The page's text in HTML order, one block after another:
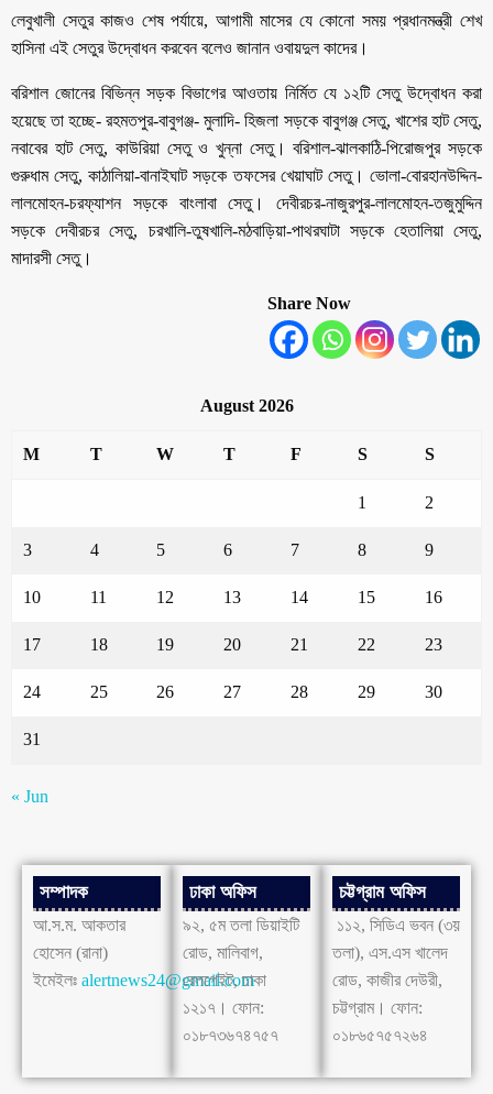
লেবুখালী সেতুর কাজও শেষ পর্যায়ে, আগামী মাসের যে কোনো সময় প্রধানমন্ত্রী শেখ
হাসিনা এই সেতুর উদ্বোধন করবেন বলেও জানান ওবায়দুল কাদের।
বরিশাল জোনের বিভিন্ন সড়ক বিভাগের আওতায় নির্মিত যে ১২টি সেতু উদ্বোধন করা
হয়েছে তা হচ্ছে- রহমতপুর-বাবুগঞ্জ- মুলাদি- হিজলা সড়কে বাবুগঞ্জ সেতু, খাশের হাট সেতু,
নবাবের হাট সেতু, কাউরিয়া সেতু ও খুন্না সেতু। বরিশাল-ঝালকাঠি-পিরোজপুর সড়কে
গুরুধাম সেতু, কাঠালিয়া-বানাইঘাট সড়কে তফসের খেয়াঘাট সেতু। ভোলা-বোরহানউদ্দিন-
লালমোহন-চরফ্যাশন সড়কে বাংলাবা সেতু। দেবীরচর-নাজুরপুর-লালমোহন-তজুমুদ্দিন
সড়কে দেবীরচর সেতু, চরখালি-তুষখালি-মঠবাড়িয়া-পাথরঘাটা সড়কে হেতালিয়া সেতু,
মাদারসী সেতু।
Share Now
August 2026
M T W T F S S
1 2
3 4 5 6 7 8 9
10 11 12 13 14 15 16
17 18 19 20 21 22 23
24 25 26 27 28 29 30
31
« Jun
সম্পাদক
আ.স.ম. আকতার
হোসেন (রানা)
ইমেইলঃ alertnews24@gmail.com
ঢাকা অফিস
৯২, ৫ম তলা ডিয়াইটি
রোড, মালিবাগ,
রেলগেইট, ঢাকা
১২১৭। ফোন:
০১৮৭৩৬৭৪৭৫৭
চট্টগ্রাম অফিস
১১২, সিডিএ ভবন (৩য়
তলা), এস.এস খালেদ
রোড, কাজীর দেউরী,
চট্টগ্রাম। ফোন:
০১৮৬৫৭৫৭২৬৪